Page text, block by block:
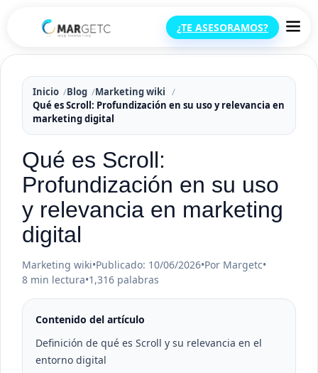
¿TE ASESORAMOS?
Inicio Blog
Marketing wiki
Qué es Scroll: Profundización en su uso y relevancia en
marketing digital
Qué es Scroll:
Profundización en su uso
y relevancia en marketing
digital
Marketing wiki•Publicado: 10/06/2026•Por Margetc•
8 min lectura•1,316 palabras
Contenido del artículo
Definición de qué es Scroll y su relevancia en el
entorno digital